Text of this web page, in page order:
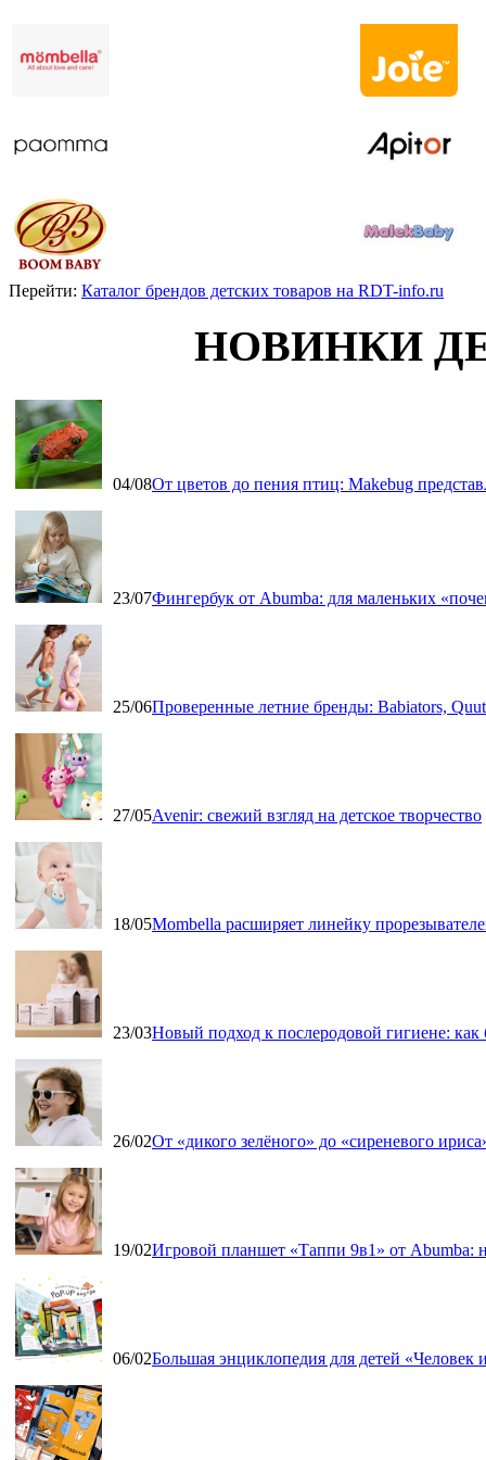
Перейти: Каталог брендов детских товаров на RDT-info.ru
НОВИНКИ
04/08От цветов до пения птиц: Makebug
23/07Фингербук от Abumba: для маленьких
25/06Проверенные летние бренды: Babiators,
27/05Avenir: свежий взгляд на детское творчество
18/05Mombella расширяет линейку
23/03Новый подход к послеродовой гигиене:
26/02От «дикого зелёного» до «сиреневого
19/02Игровой планшет «Таппи 9в1» от Abumba:
06/02Большая энциклопедия для детей